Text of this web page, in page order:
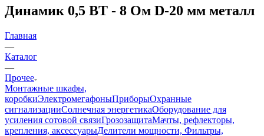
Динамик 0,5 ВТ - 8 Ом D-20 мм металл
Главная
—
Каталог
—
Прочее
Монтажные шкафы,
коробкиЭлектромегафоныПриборыОхранные
сигнализацииСолнечная энергетикаОборудование для
усиления сотовой связиГрозозащитаМачты, рефлекторы,
крепления, аксессуарыДелители мощности, Фильтры,